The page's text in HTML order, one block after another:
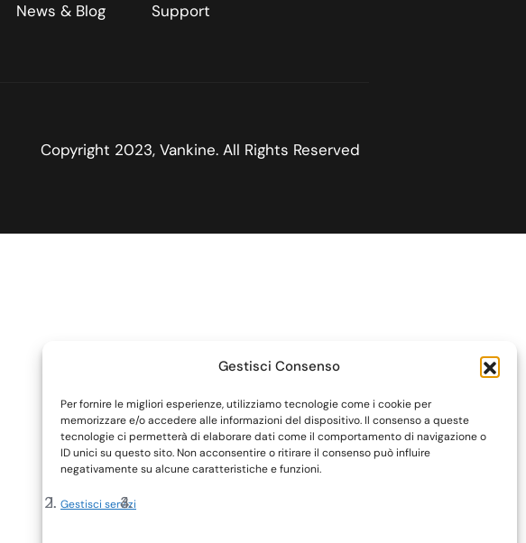
Gestisci Consenso
Per fornire le migliori esperienze, utilizziamo tecnologie come i cookie per
memorizzare e/o accedere alle informazioni del dispositivo. Il consenso a queste
tecnologie ci permetterà di elaborare dati come il comportamento di navigazione o
ID unici su questo sito. Non acconsentire o ritirare il consenso può influire
negativamente su alcune caratteristiche e funzioni.
Gestisci servizi
News & Blog Support
Copyright 2023, Vankine. All Rights Reserved